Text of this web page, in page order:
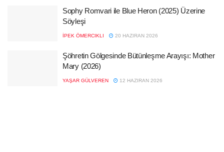
Sophy Romvari ile Blue Heron (2025) Üzerine
Söyleşi
İPEK ÖMERCIKLI 20 HAZIRAN 2026
Şöhretin Gölgesinde Bütünleşme Arayışı: Mother
Mary (2026)
YAŞAR GÜLVEREN 12 HAZIRAN 2026